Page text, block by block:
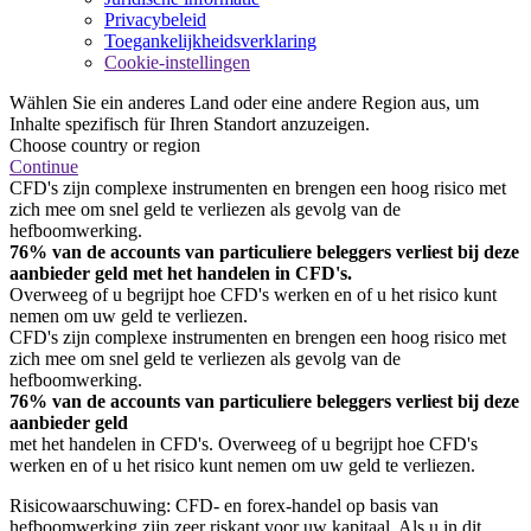
Privacybeleid
Toegankelijkheidsverklaring
Cookie-instellingen
Wählen Sie ein anderes Land oder eine andere Region aus, um
Inhalte spezifisch für Ihren Standort anzuzeigen.
Choose country or region
Continue
CFD's zijn complexe instrumenten en brengen een hoog risico met
zich mee om snel geld te verliezen als gevolg van de
hefboomwerking.
76% van de accounts van particuliere beleggers verliest bij deze
aanbieder geld met het handelen in CFD's.
Overweeg of u begrijpt hoe CFD's werken en of u het risico kunt
nemen om uw geld te verliezen.
CFD's zijn complexe instrumenten en brengen een hoog risico met
zich mee om snel geld te verliezen als gevolg van de
hefboomwerking.
76% van de accounts van particuliere beleggers verliest bij deze
aanbieder geld
met het handelen in CFD's. Overweeg of u begrijpt hoe CFD's
werken en of u het risico kunt nemen om uw geld te verliezen.
Risicowaarschuwing: CFD- en forex-handel op basis van
hefboomwerking zijn zeer riskant voor uw kapitaal. Als u in dit